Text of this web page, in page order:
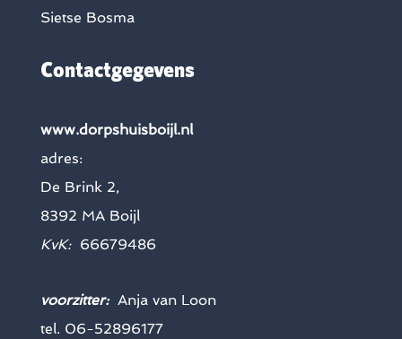
Sietse Bosma
Contactgegevens
www.dorpshuisboijl.nl
adres:
De Brink 2,
8392 MA Boijl
KvK:66679486
voorzitter: Anja van Loon
tel. 06-52896177